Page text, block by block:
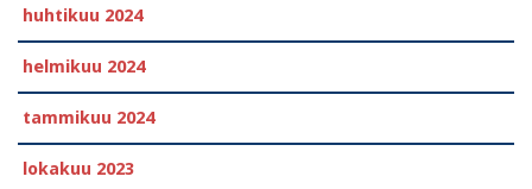
huhtikuu 2024
helmikuu 2024
tammikuu 2024
lokakuu 2023